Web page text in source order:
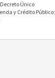
Único
y Crédito